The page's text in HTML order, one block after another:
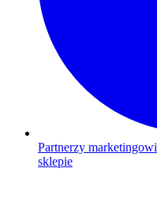
Partnerzy marketingowi
sklepie